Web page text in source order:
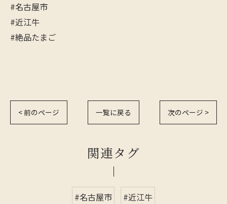
#名古屋市
#近江牛
#絶品たまご
< 前のページ 一覧に戻る 次のページ >
関連タグ
#名古屋市 #近江牛